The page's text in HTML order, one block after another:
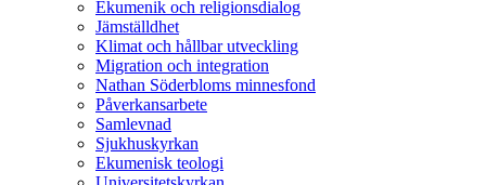
Ekumenik och religionsdialog
Jämställdhet
Klimat och hållbar utveckling
Migration och integration
Nathan Söderbloms minnesfond
Påverkansarbete
Samlevnad
Sjukhuskyrkan
Ekumenisk teologi